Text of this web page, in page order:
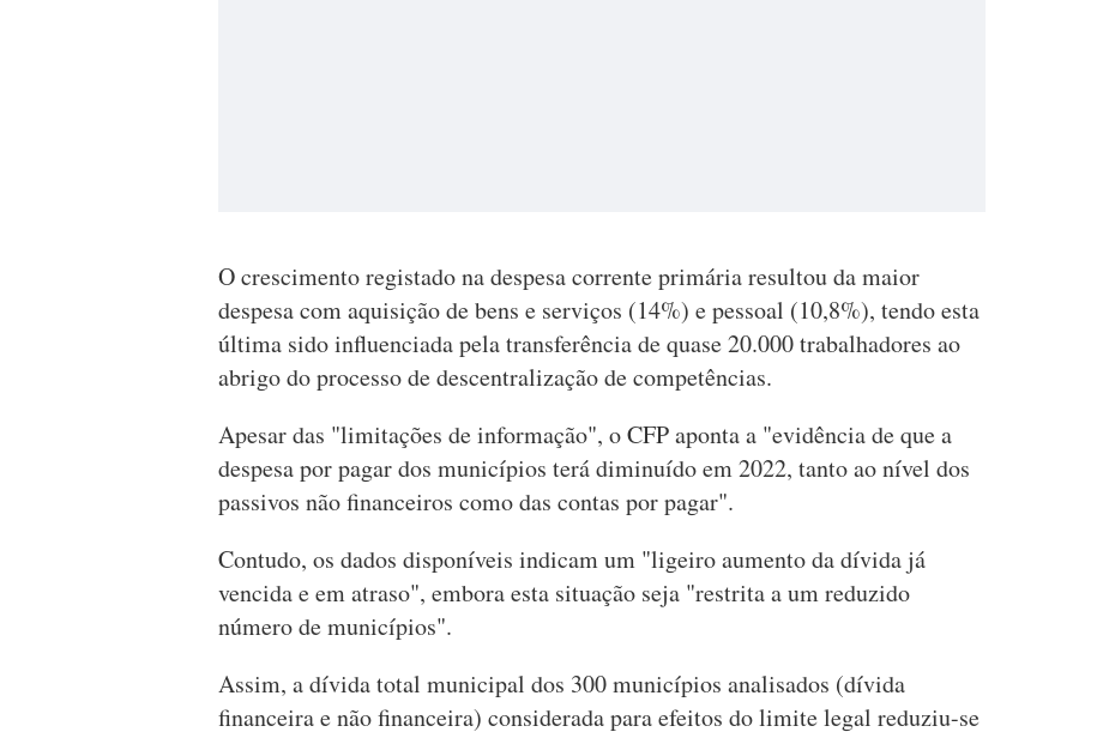
O crescimento registado na despesa corrente primária resultou da maior
despesa com aquisição de bens e serviços (14%) e pessoal (10,8%), tendo esta
última sido influenciada pela transferência de quase 20.000 trabalhadores ao
abrigo do processo de descentralização de competências.
Apesar das "limitações de informação", o CFP aponta a "evidência de que a
despesa por pagar dos municípios terá diminuído em 2022, tanto ao nível dos
passivos não financeiros como das contas por pagar".
Contudo, os dados disponíveis indicam um "ligeiro aumento da dívida já
vencida e em atraso", embora esta situação seja "restrita a um reduzido
número de municípios".
Assim, a dívida total municipal dos 300 municípios analisados (dívida
financeira e não financeira) considerada para efeitos do limite legal reduziu-se